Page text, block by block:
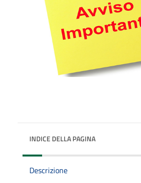
INDICE DELLA PAGINA
Descrizione